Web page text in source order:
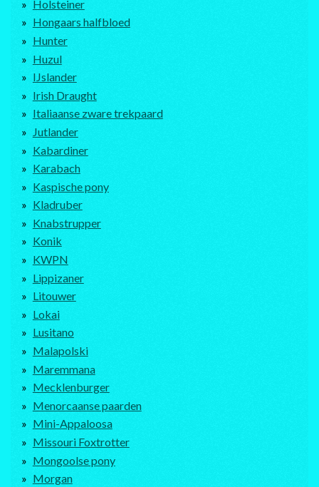
Holsteiner
Hongaars halfbloed
Hunter
Huzul
IJslander
Irish Draught
Italiaanse zware trekpaard
Jutlander
Kabardiner
Karabach
Kaspische pony
Kladruber
Knabstrupper
Konik
KWPN
Lippizaner
Litouwer
Lokai
Lusitano
Malapolski
Maremmana
Mecklenburger
Menorcaanse paarden
Mini-Appaloosa
Missouri Foxtrotter
Mongoolse pony
Morgan